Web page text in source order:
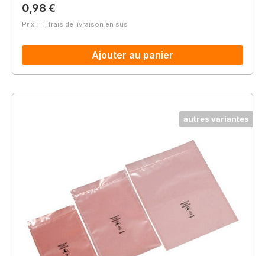
Prix régulier :
0,98 €
Prix HT, frais de livraison en sus
Ajouter au panier
autres variantes